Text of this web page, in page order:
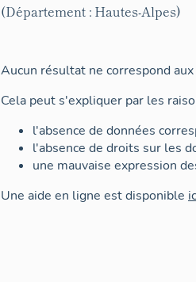
(Département : Hautes-Alpes)
Aucun résultat ne correspond
Cela peut s'expliquer par les
l'absence de données
l'absence de droits sur les
une mauvaise expression
Une aide en ligne est disponible